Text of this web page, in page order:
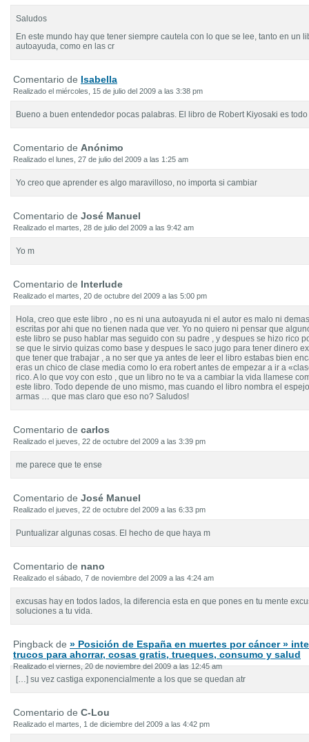
Saludos
En este mundo hay que tener siempre cautela con lo que se lee, tanto en un
autoayuda, como en las cr
Comentario de Isabella
Realizado el miércoles, 15 de julio del 2009 a las 3:38 pm
Bueno a buen entendedor pocas palabras. El libro de Robert Kiyosaki es
Comentario de Anónimo
Realizado el lunes, 27 de julio del 2009 a las 1:25 am
Yo creo que aprender es algo maravilloso, no importa si cambiar
Comentario de José Manuel
Realizado el martes, 28 de julio del 2009 a las 9:42 am
Yo m
Comentario de Interlude
Realizado el martes, 20 de octubre del 2009 a las 5:00 pm
Hola, creo que este libro , no es ni una autoayuda ni el autor es malo ni
escritas por ahi que no tienen nada que ver. Yo no quiero ni pensar que
este libro se puso hablar mas seguido con su padre , y despues se hizo rico
se que le sirvio quizas como base y despues le saco jugo para tener dinero
que tener que trabajar , a no ser que ya antes de leer el libro estabas bien
eras un chico de clase media como lo era robert antes de empezar a ir a
rico. A lo que voy con esto , que un libro no te va a cambiar la vida llamese
este libro. Todo depende de uno mismo, mas cuando el libro nombra el
armas … que mas claro que eso no? Saludos!
Comentario de carlos
Realizado el jueves, 22 de octubre del 2009 a las 3:39 pm
me parece que te ense
Comentario de José Manuel
Realizado el jueves, 22 de octubre del 2009 a las 6:33 pm
Puntualizar algunas cosas. El hecho de que haya m
Comentario de nano
Realizado el sábado, 7 de noviembre del 2009 a las 4:24 am
excusas hay en todos lados, la diferencia esta en que pones en tu mente
soluciones a tu vida.
Pingback de » Posición de España en muertes por cáncer »
trucos para ahorrar, cosas gratis, trueques, consumo y salud
Realizado el viernes, 20 de noviembre del 2009 a las 12:45 am
[…] su vez castiga exponencialmente a los que se quedan atr
Comentario de C-Lou
Realizado el martes, 1 de diciembre del 2009 a las 4:42 pm